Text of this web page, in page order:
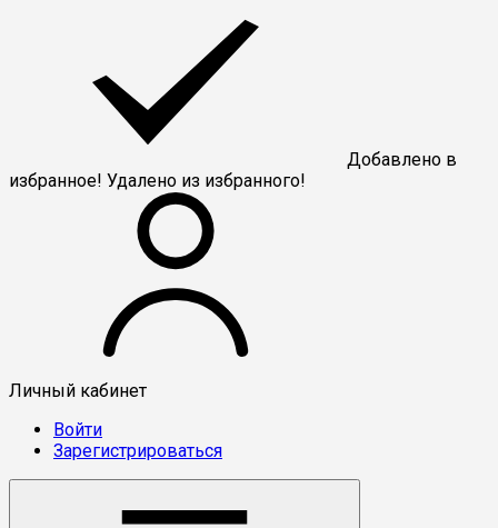
Добавлено в
избранное! Удалено из избранного!
Личный кабинет
Войти
Зарегистрироваться